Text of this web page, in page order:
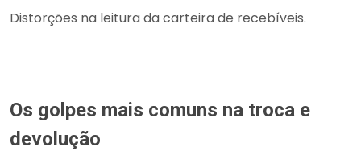
Distorções na leitura da carteira de recebíveis.
Os golpes mais comuns na troca e
devolução